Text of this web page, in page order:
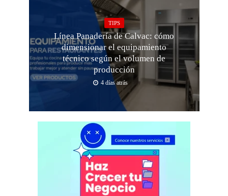
TIPS
Línea Panadería de Calvac: cómo
dimensionar el equipamiento
técnico según el volumen de
producción
4 días atrás